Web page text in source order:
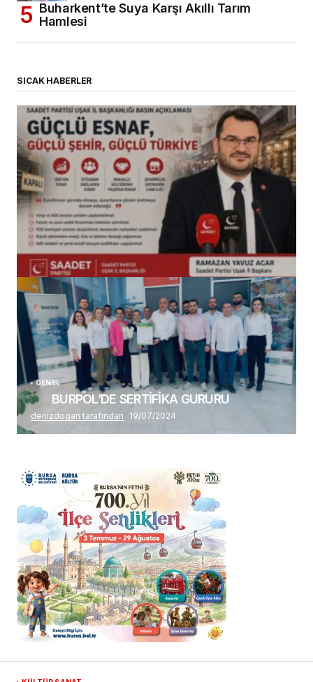
Buharkent’te Suya Karşı Akıllı Tarım
Hamlesi
SICAK HABERLER
(başlıksız)
Alaattin Karahan tarafından 14/07/2026
GENEL
BURPOL’DE SERTİFİKA GURURU
denizdogan tarafından 19/07/2024